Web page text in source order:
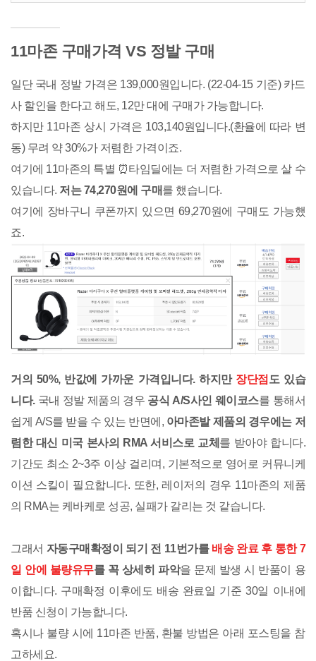
11마존 구매가격 VS 정발 구매
일단 국내 정발 가격은 139,000원입니다. (22-04-15 기준) 카드
사 할인을 한다고 해도, 12만 대에 구매가 가능합니다.
하지만 11마존 상시 가격은 103,140원입니다.(환율에 따라 변
동) 무려 약 30%가 저렴한 가격이죠.
여기에 11마존의 특별 ⏰타임딜에는 더 저렴한 가격으로 살 수
있습니다. 저는 74,270원에 구매를 했습니다.
여기에 장바구니 쿠폰까지 있으면 69,270원에 구매도 가능했
죠.
거의 50%, 반값에 가까운 가격입니다. 하지만 장단점 도 있습
니다.국내 정발 제품의 경우 공식 A/S사인 웨이코스를 통해서
쉽게 A/S를 받을 수 있는 반면에, 아마존발 제품의 경우에는 저
렴한 대신 미국 본사의 RMA 서비스로 교체 를 받아야 합니다.
기간도 최소 2~3주 이상 걸리며, 기본적으로 영어로 커뮤니케
이션 스킬이 필요합니다. 또한, 레이저의 경우 11마존의 제품
의 RMA는 케바케로 성공, 실패가 갈리는 것 같습니다.
그래서 자동구매확정이 되기 전 11번가를 배송 완료 후 통한 7
일 안에 불량유무를 꼭 상세히 파악을 문제 발생 시 반품이 용
이합니다. 구매확정 이후에도 배송 완료일 기준 30일 이내에
반품 신청이 가능합니다.
혹시나 불량 시에 11마존 반품, 환불 방법은 아래 포스팅을 참
고하세요.